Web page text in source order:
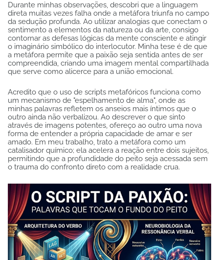
Durante minhas observações, descobri que a linguagem
direta muitas vezes falha onde a metáfora triunfa no campo
da sedução profunda. Ao utilizar analogias que conectam o
sentimento a elementos da natureza ou da arte, consigo
contornar as defesas lógicas da mente consciente e atingir
o imaginário simbólico do interlocutor. Minha tese é de que
a metáfora permite que a paixão seja sentida antes de ser
compreendida, criando uma imagem mental compartilhada
que serve como alicerce para a união emocional.
Acredito que o uso de scripts metafóricos funciona como
um mecanismo de "espelhamento de alma", onde as
minhas palavras refletem os anseios mais íntimos que o
outro ainda não verbalizou. Ao descrever o que sinto
através de imagens potentes, ofereço ao outro uma nova
forma de entender a própria capacidade de amar e ser
amado. Em meu trabalho, trato a metáfora como um
catalisador químico; ela acelera a reação entre dois sujeitos,
permitindo que a profundidade do peito seja acessada sem
o trauma do confronto direto com a realidade crua.